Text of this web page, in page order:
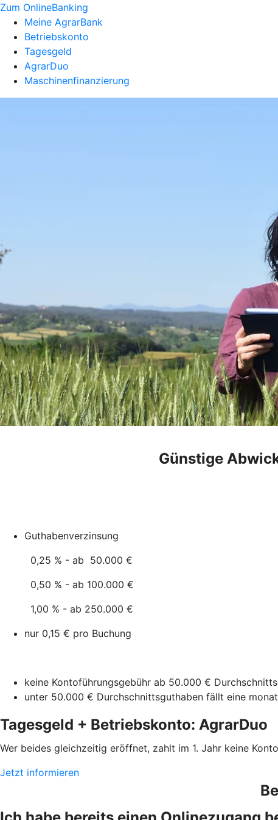
Zum OnlineBanking
Meine AgrarBank
Betriebskonto
Tagesgeld
AgrarDuo
Maschinenfinanzierung
Günstige
Guthabenverzinsung
0,25 % - ab 50.000 €
0,50 % - ab 100.000 €
1,00 % - ab 250.000 €
nur 0,15 € pro Buchung
keine Kontoführungsgebühr ab 50.000 €
unter 50.000 € Durchschnittsguthaben fällt eine
Tagesgeld + Betriebskonto: AgrarDuo
Wer beides gleichzeitig eröffnet, zahlt im 1. Jahr keine
Jetzt informieren